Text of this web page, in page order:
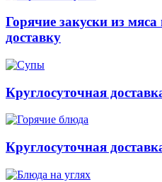
Горячие закуски из
доставку
Круглосуточная
Круглосуточная